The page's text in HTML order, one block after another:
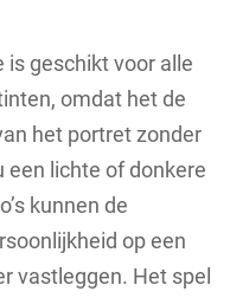
geschikt voor alle
omdat het de
het portret zonder
een lichte of donkere
kunnen de
op een
vastleggen. Het spel